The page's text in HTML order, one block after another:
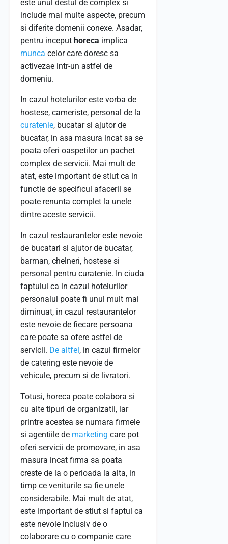
este unul destul de complex si
include mai multe aspecte, precum
si diferite domenii conexe. Asadar,
pentru inceput horeca implica
munca celor care doresc sa
activezae intr-un astfel de
domeniu.
In cazul hotelurilor este vorba de
hostese, cameriste, personal de la
curatenie, bucatar si ajutor de
bucatar, in asa masura incat sa se
poata oferi oaspetilor un pachet
complex de servicii. Mai mult de
atat, este important de stiut ca in
functie de specificul afacerii se
poate renunta complet la unele
dintre aceste servicii.
In cazul restaurantelor este nevoie
de bucatari si ajutor de bucatar,
barman, chelneri, hostese si
personal pentru curatenie. In ciuda
faptului ca in cazul hotelurilor
personalul poate fi unul mult mai
diminuat, in cazul restaurantelor
este nevoie de fiecare persoana
care poate sa ofere astfel de
servicii. De altfel, in cazul firmelor
de catering este nevoie de
vehicule, precum si de livratori.
Totusi, horeca poate colabora si
cu alte tipuri de organizatii, iar
printre acestea se numara firmele
si agentiile de marketing care pot
oferi servicii de promovare, in asa
masura incat firma sa poata
creste de la o perioada la alta, in
timp ce veniturile sa fie unele
considerabile. Mai mult de atat,
este important de stiut si faptul ca
este nevoie inclusiv de o
colaborare cu o companie care